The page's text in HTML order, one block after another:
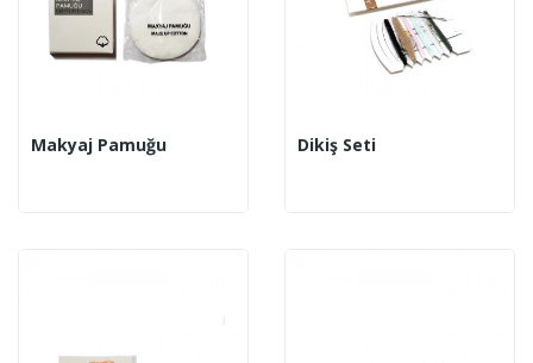
Makyaj Pamuğu Dikiş Seti